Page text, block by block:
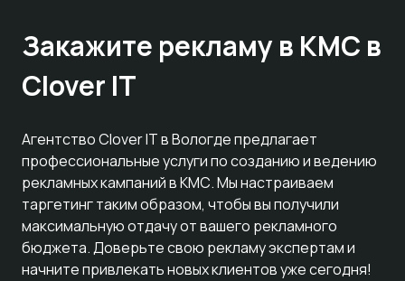
Закажите рекламу в КМС в
Clover IT
Агентство Clover IT в Вологде предлагает
профессиональные услуги по созданию и ведению
рекламных кампаний в КМС. Мы настраиваем
таргетинг таким образом, чтобы вы получили
максимальную отдачу от вашего рекламного
бюджета. Доверьте свою рекламу экспертам и
начните привлекать новых клиентов уже сегодня!